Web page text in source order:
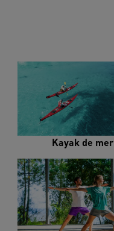
Kayak de mer